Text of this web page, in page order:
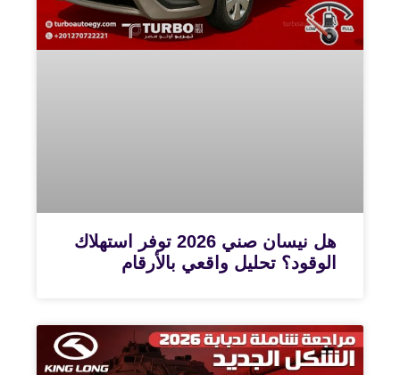
هل نيسان صني 2026 توفر استهلاك
الوقود؟ تحليل واقعي بالأرقام